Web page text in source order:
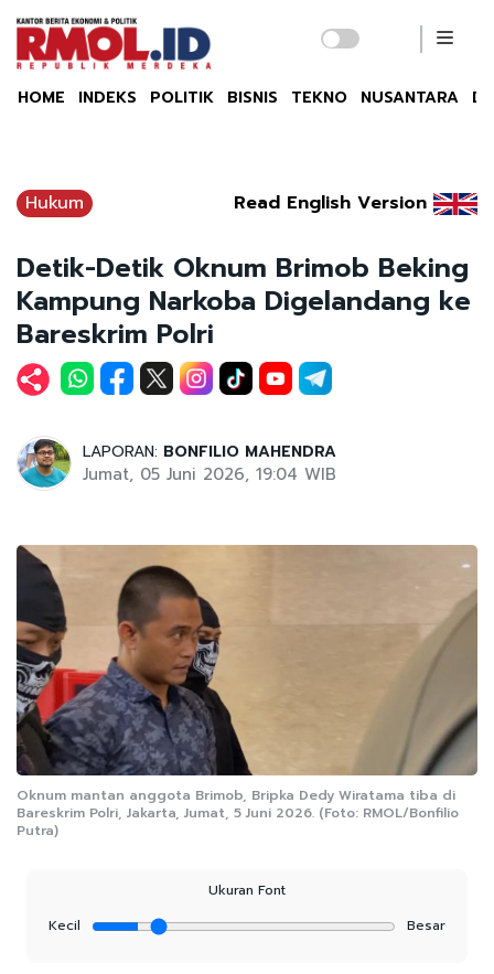
HOME INDEKS POLITIK BISNIS TEKNO NUSANTARA
Hukum Read English Version
Detik-Detik Oknum Brimob Beking
Kampung Narkoba Digelandang ke
Bareskrim Polri
LAPORAN: BONFILIO MAHENDRA
Jumat, 05 Juni 2026, 19:04 WIB
Oknum mantan anggota Brimob, Bripka Dedy Wiratama tiba di
Bareskrim Polri, Jakarta, Jumat, 5 Juni 2026. (Foto: RMOL/Bonfilio
Putra)
Ukuran Font
Kecil
Besar